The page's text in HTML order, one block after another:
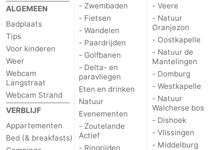
ALGEMEEN
Badplaats
Tips
Voor kinderen
Weer
Webcam
Langstraat
Webcam Strand
VERBLIJF
Appartementen
Bed (& breakfasts)
- Zwembaden
- Fietsen
- Wandelen
- Paardrijden
- Golfbanen
- Delta- en
paravliegen
Eten en drinken
Natuur
Evenementen
- Zoutelande
Actief
- Ringrijden
- Veere
- Natuur
Oranjezon
- Oostkapelle
- Natuur de
Mantelingen
- Domburg
- Westkapelle
- Natuur
Walcherse bos
- Dishoek
- Vlissingen
- Middelburg